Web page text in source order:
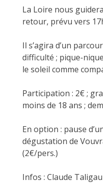
La Loire nous
retour, prévu vers
Il s’agira d’un
difficulté ; pique-
le soleil comme
Participation : 2€ ;
moins de 18 ans ;
En option : pause
dégustation de
(2€/pers.)
Infos : Claude